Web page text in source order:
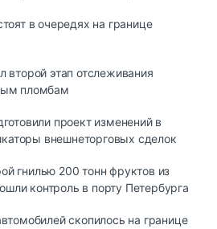
в очередях на границе
второй этап отслеживания
пломбам
проект изменений в
внешнеторговых сделок
гнилью 200 тонн фруктов из
контроль в порту Петербурга
скопилось на границе